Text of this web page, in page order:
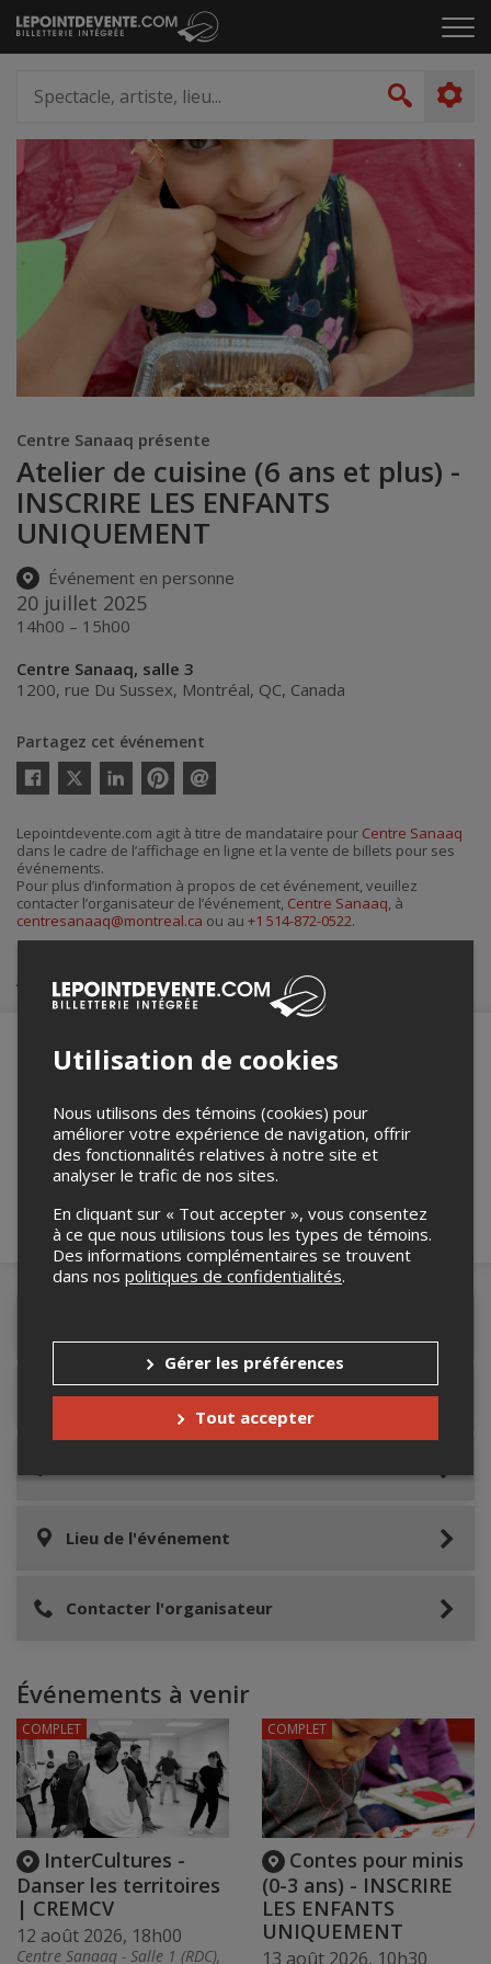
Passer
au
le
artiste,
lieu...
Centre Sanaaq présente
Atelier de cuisine (6 ans et plus) -
INSCRIRE LES ENFANTS
UNIQUEMENT
Événement en personne
20 juillet 2025
14h00 – 15h00
Centre Sanaaq, salle 3
1200, rue Du Sussex, Montréal, QC, Canada
Partagez cet événement
Twitter
courriel
Lepointdevente.com agit à titre de mandataire pour Centre Sanaaq
dans le cadre de l’affichage en ligne et la vente de billets pour ses
événements.
Pour plus d’information à propos de cet événement, veuillez
contacter l’organisateur de l’événement, Centre Sanaaq, à
centresanaaq@montreal.ca ou au +1 514-872-0522.
Achat de billets
robot ci-bas.
Accès au site de l'événement
Lieu de l'événement
Contacter l'organisateur
Événements à venir
InterCultures -
Danser les territoires
| CREMCV
12 août 2026, 18h00
Centre Sanaaq - Salle 1 (RDC),
COMPLET
Contes pour minis
(0-3 ans) - INSCRIRE
LES ENFANTS
UNIQUEMENT
13 août 2026, 10h30
COMPLET
Utilisation de cookies
Nous utilisons des témoins (cookies) pour
améliorer votre expérience de navigation, offrir
des fonctionnalités relatives à notre site et
analyser le trafic de nos sites.
En cliquant sur « Tout accepter », vous consentez
à ce que nous utilisions tous les types de témoins.
Des informations complémentaires se trouvent
dans nos politiques de confidentialités.
Gérer les préférences
Tout accepter